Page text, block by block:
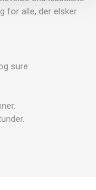
for alle, der elsker
sure